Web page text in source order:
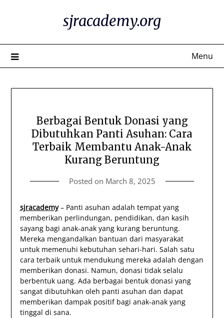
sjracademy.org
Menu
Berbagai Bentuk Donasi yang
Dibutuhkan Panti Asuhan: Cara
Terbaik Membantu Anak-Anak
Kurang Beruntung
Posted on March 8, 2025
sjracademy– Panti asuhan adalah tempat yang
memberikan perlindungan, pendidikan, dan kasih
sayang bagi anak-anak yang kurang beruntung.
Mereka mengandalkan bantuan dari masyarakat
untuk memenuhi kebutuhan sehari-hari. Salah satu
cara terbaik untuk mendukung mereka adalah dengan
memberikan donasi. Namun, donasi tidak selalu
berbentuk uang. Ada berbagai bentuk donasi yang
sangat dibutuhkan oleh panti asuhan dan dapat
memberikan dampak positif bagi anak-anak yang
tinggal di sana.